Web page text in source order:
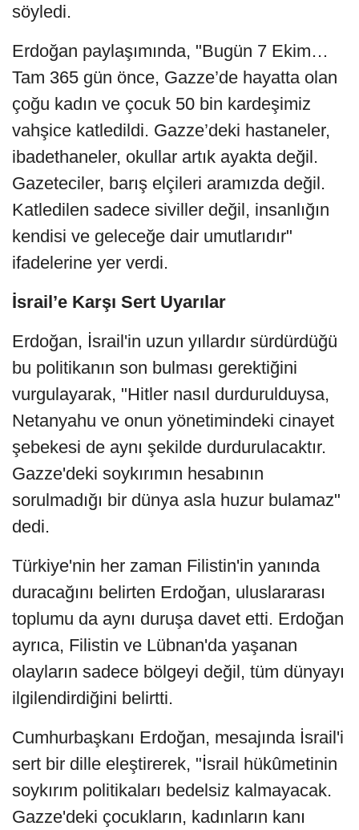
söyledi.
Erdoğan paylaşımında, "Bugün 7 Ekim…
Tam 365 gün önce, Gazze’de hayatta olan
çoğu kadın ve çocuk 50 bin kardeşimiz
vahşice katledildi. Gazze’deki hastaneler,
ibadethaneler, okullar artık ayakta değil.
Gazeteciler, barış elçileri aramızda değil.
Katledilen sadece siviller değil, insanlığın
kendisi ve geleceğe dair umutlarıdır"
ifadelerine yer verdi.
İsrail’e Karşı Sert Uyarılar
Erdoğan, İsrail'in uzun yıllardır sürdürdüğü
bu politikanın son bulması gerektiğini
vurgulayarak, "Hitler nasıl durdurulduysa,
Netanyahu ve onun yönetimindeki cinayet
şebekesi de aynı şekilde durdurulacaktır.
Gazze'deki soykırımın hesabının
sorulmadığı bir dünya asla huzur bulamaz"
dedi.
Türkiye'nin her zaman Filistin'in yanında
duracağını belirten Erdoğan, uluslararası
toplumu da aynı duruşa davet etti. Erdoğan
ayrıca, Filistin ve Lübnan'da yaşanan
olayların sadece bölgeyi değil, tüm dünyayı
ilgilendirdiğini belirtti.
Cumhurbaşkanı Erdoğan, mesajında İsrail'i
sert bir dille eleştirerek, "İsrail hükûmetinin
soykırım politikaları bedelsiz kalmayacak.
Gazze'deki çocukların, kadınların kanı